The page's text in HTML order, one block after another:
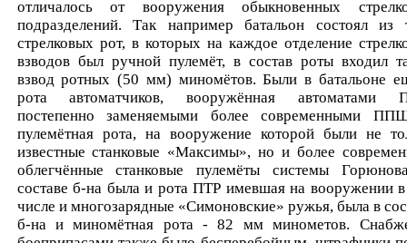
отличалось от вооружения обыкновенных
подразделений. Так например батальон состоял из
стрелковых рот, в которых на каждое отделение
взводов был ручной пулемёт, в состав роты входил
взвод ротных (50 мм) миномётов. Были в батальоне
рота автоматчиков, вооружённая автоматами
постепенно заменяемыми более современными
пулемётная рота, на вооружение которой были не
известные станковые «Максимы», но и более
облегчённые станковые пулемёты системы
составе б-на была и рота ПТР имевшая на вооружении
числе и многозарядные «Симоновские» ружья, была в
б-на и миномётная рота - 82 мм минометов.